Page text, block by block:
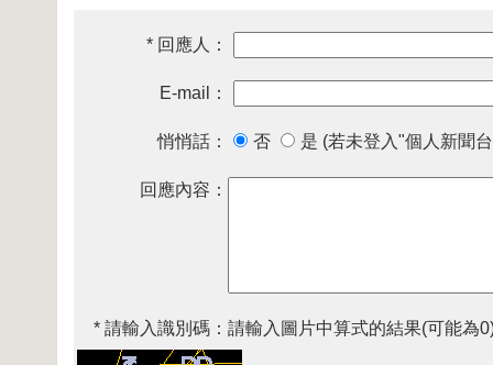
* 回應人：
E-mail：
悄悄話： 否 是 (若未登入"個人新聞
回應內容：
* 請輸入識別碼： 請輸入圖片中算式的結果(可能為